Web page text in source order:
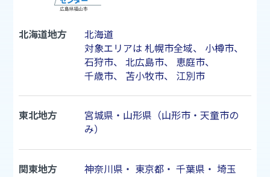
北海道地方
北海道
対象エリアは 札幌市全域、 小樽市、
石狩市、 北広島市、 恵庭市、
千歳市、 苫小牧市、 江別市
東北地方
宮城県・山形県（山形市・天童市の
み）
関東地方 神奈川県 ・ 東京都・ 千葉県 ・ 埼玉